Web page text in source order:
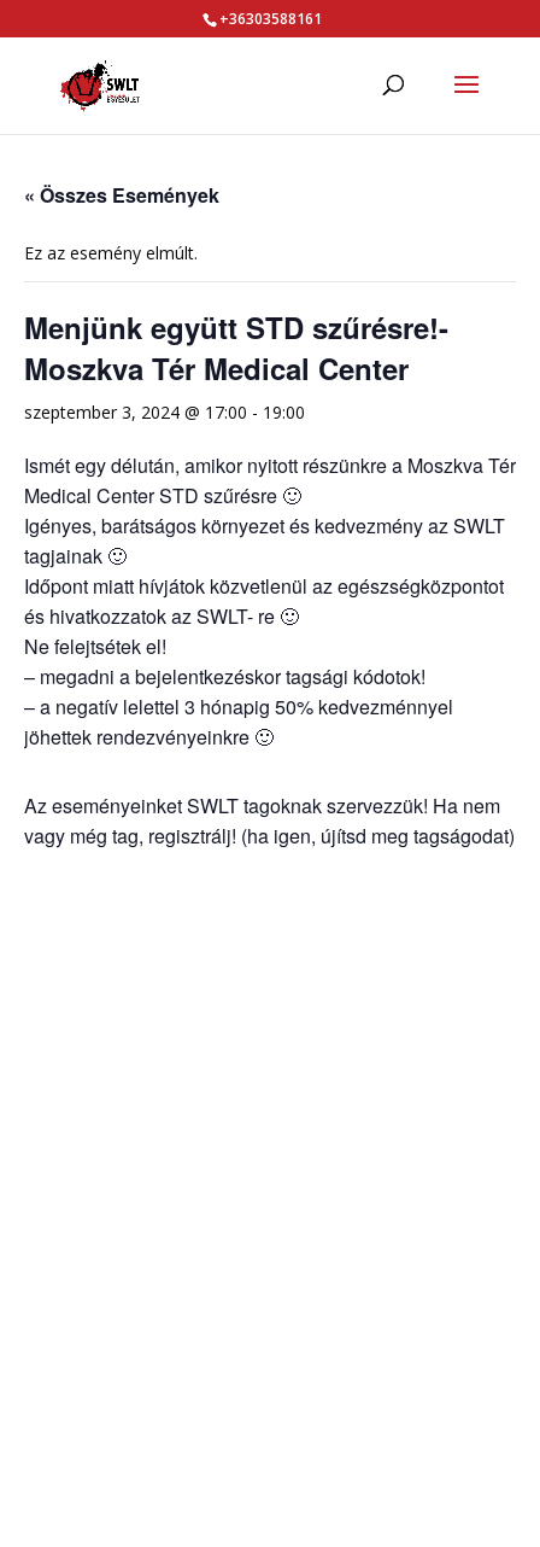
+36303588161
« Összes Események
Ez az esemény elmúlt.
Menjünk együtt STD szűrésre!-
Moszkva Tér Medical Center
szeptember 3, 2024 @ 17:00 - 19:00
Ismét egy délután, amikor nyitott részünkre a Moszkva Tér
Medical Center STD szűrésre 🙂
Igényes, barátságos környezet és kedvezmény az SWLT
tagjainak 🙂
Időpont miatt hívjátok közvetlenül az egészségközpontot
és hivatkozzatok az SWLT- re 🙂
Ne felejtsétek el!
– megadni a bejelentkezéskor tagsági kódotok!
– a negatív lelettel 3 hónapig 50% kedvezménnyel
jöhettek rendezvényeinkre 🙂
Az eseményeinket SWLT tagoknak szervezzük! Ha nem
vagy még tag, regisztrálj! (ha igen, újítsd meg tagságodat)